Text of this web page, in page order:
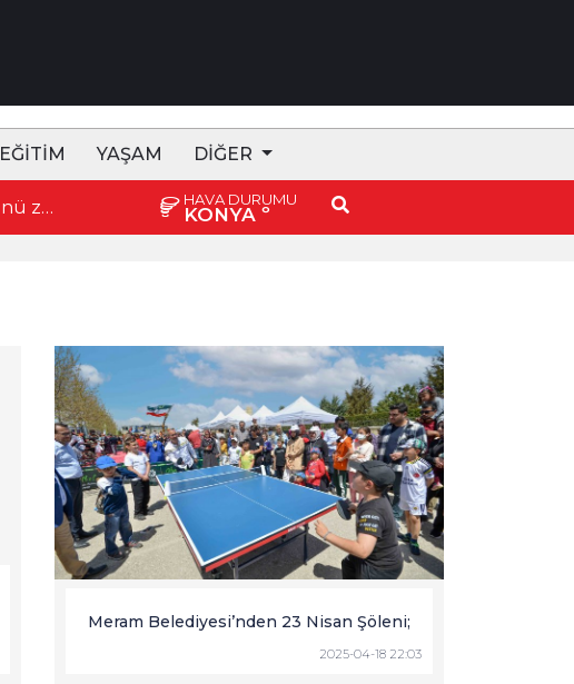
EĞİTİM YAŞAM DIĞER
15:52 Konya'da Basın Mensupları KTO Havacılık Eğitim Kampüsünü ziyaret etti HAVA DURUMU
KONYA º
Meram Belediyesi’nden 23 Nisan Şöleni;
2025-04-18 22:03